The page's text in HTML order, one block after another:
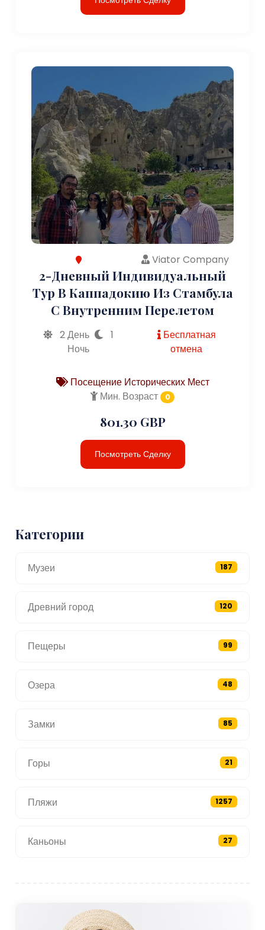
Viator Company
2-Дневный Индивидуальный
Тур В Каппадокию Из Стамбула
С Внутренним Перелетом
2 День
1
Ночь
Бесплатная
отмена
Посещение Исторических Мест
Мин. Возраст
0
801.30 GBP
Посмотреть Сделку
Категории
Музеи 187
Древний город 120
Пещеры 99
Озера 48
Замки 85
Горы 21
Пляжи 1257
Каньоны 27